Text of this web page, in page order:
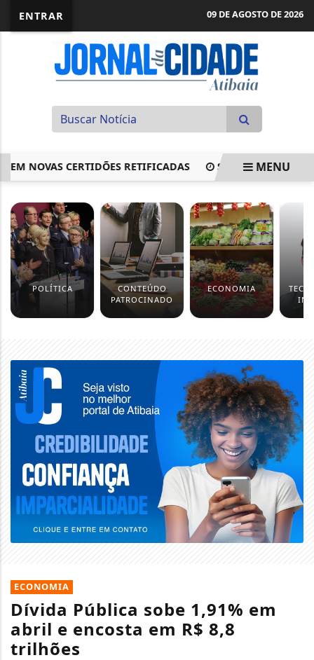
ENTRAR 09 DE AGOSTO DE 2026
CERTIDÕES RETIFICADAS STF: SEM SALÁRIO E
MENU
POLÍTICA
CONTEÚDO
PATROCINADO
ECONOMIA
ECONOMIA
Dívida Pública sobe 1,91% em
abril e encosta em R$ 8,8
trilhões